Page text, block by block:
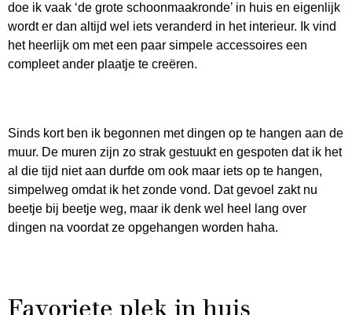
doe ik vaak ‘de grote schoonmaakronde’ in huis en eigenlijk
wordt er dan altijd wel iets veranderd in het interieur. Ik vind
het heerlijk om met een paar simpele accessoires een
compleet ander plaatje te creëren.
Sinds kort ben ik begonnen met dingen op te hangen aan de
muur. De muren zijn zo strak gestuukt en gespoten dat ik het
al die tijd niet aan durfde om ook maar iets op te hangen,
simpelweg omdat ik het zonde vond. Dat gevoel zakt nu
beetje bij beetje weg, maar ik denk wel heel lang over
dingen na voordat ze opgehangen worden haha.
Favoriete plek in huis